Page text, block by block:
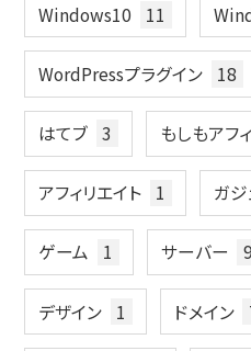
Windows10 11
WordPressプラグイン 18
はてブ 3 もしもアフ
アフィリエイト 1 ガジ
ゲーム 1 サーバー 9
デザイン 1 ドメイン